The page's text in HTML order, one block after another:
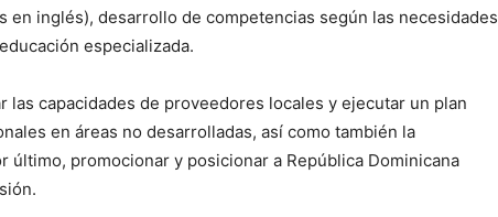
en inglés), desarrollo de competencias según las necesidades
especializada.
las capacidades de proveedores locales y ejecutar un plan
en áreas no desarrolladas, así como también la
último, promocionar y posicionar a República Dominicana